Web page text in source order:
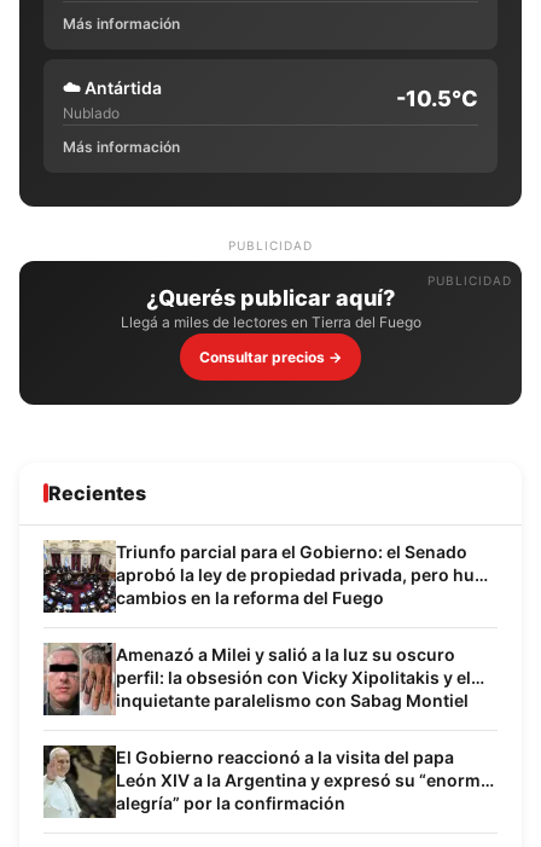
Más información
☁️Antártida
Nublado
-10.5°C
Más información
PUBLICIDAD
¿Querés publicar aquí?
Llegá a miles de lectores en Tierra del Fuego
Consultar precios →
Recientes
Triunfo parcial para el Gobierno: el Senado
aprobó la ley de propiedad privada, pero hubo
cambios en la reforma del Fuego
Amenazó a Milei y salió a la luz su oscuro
perfil: la obsesión con Vicky Xipolitakis y el
inquietante paralelismo con Sabag Montiel
El Gobierno reaccionó a la visita del papa
León XIV a la Argentina y expresó su “enorme
alegría” por la confirmación